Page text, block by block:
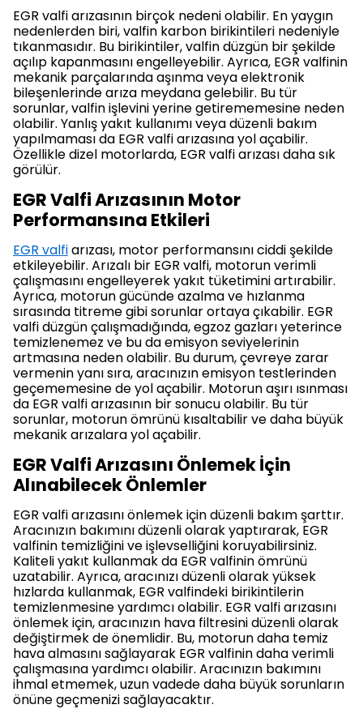
EGR valfi arızasının birçok nedeni olabilir. En yaygın
nedenlerden biri, valfin karbon birikintileri nedeniyle
tıkanmasıdır. Bu birikintiler, valfin düzgün bir şekilde
açılıp kapanmasını engelleyebilir. Ayrıca, EGR valfinin
mekanik parçalarında aşınma veya elektronik
bileşenlerinde arıza meydana gelebilir. Bu tür
sorunlar, valfin işlevini yerine getirememesine neden
olabilir. Yanlış yakıt kullanımı veya düzenli bakım
yapılmaması da EGR valfi arızasına yol açabilir.
Özellikle dizel motorlarda, EGR valfi arızası daha sık
görülür.
EGR Valfi Arızasının Motor
Performansına Etkileri
EGR valfiarızası, motor performansını ciddi şekilde
etkileyebilir. Arızalı bir EGR valfi, motorun verimli
çalışmasını engelleyerek yakıt tüketimini artırabilir.
Ayrıca, motorun gücünde azalma ve hızlanma
sırasında titreme gibi sorunlar ortaya çıkabilir. EGR
valfi düzgün çalışmadığında, egzoz gazları yeterince
temizlenemez ve bu da emisyon seviyelerinin
artmasına neden olabilir. Bu durum, çevreye zarar
vermenin yanı sıra, aracınızın emisyon testlerinden
geçememesine de yol açabilir. Motorun aşırı ısınması
da EGR valfi arızasının bir sonucu olabilir. Bu tür
sorunlar, motorun ömrünü kısaltabilir ve daha büyük
mekanik arızalara yol açabilir.
EGR Valfi Arızasını Önlemek İçin
Alınabilecek Önlemler
EGR valfi arızasını önlemek için düzenli bakım şarttır.
Aracınızın bakımını düzenli olarak yaptırarak, EGR
valfinin temizliğini ve işlevselliğini koruyabilirsiniz.
Kaliteli yakıt kullanmak da EGR valfinin ömrünü
uzatabilir. Ayrıca, aracınızı düzenli olarak yüksek
hızlarda kullanmak, EGR valfindeki birikintilerin
temizlenmesine yardımcı olabilir. EGR valfi arızasını
önlemek için, aracınızın hava filtresini düzenli olarak
değiştirmek de önemlidir. Bu, motorun daha temiz
hava almasını sağlayarak EGR valfinin daha verimli
çalışmasına yardımcı olabilir. Aracınızın bakımını
ihmal etmemek, uzun vadede daha büyük sorunların
önüne geçmenizi sağlayacaktır.